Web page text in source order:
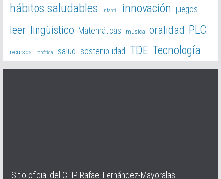
hábitos saludables Infantil innovación juegos
leer lingüístico Matemáticas música oralidad PLC
recursos robótica salud sostenibilidad TDE Tecnología
Sitio oficial del CEIP Rafael Fernández-Mayoralas